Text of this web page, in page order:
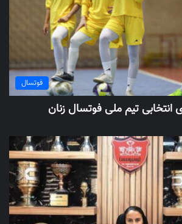
فوتسال
انتخابی تیم ملی فوتسال زنان